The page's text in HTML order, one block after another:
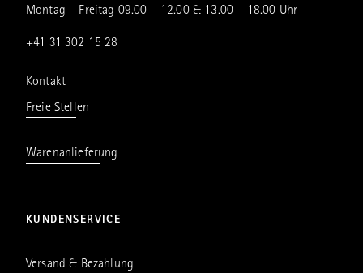
Montag – Freitag 09.00 – 12.00 & 13.00 – 18.00 Uhr
+41 31 302 15 28
Kontakt
Freie Stellen
Warenanlieferung
KUNDENSERVICE
Versand & Bezahlung